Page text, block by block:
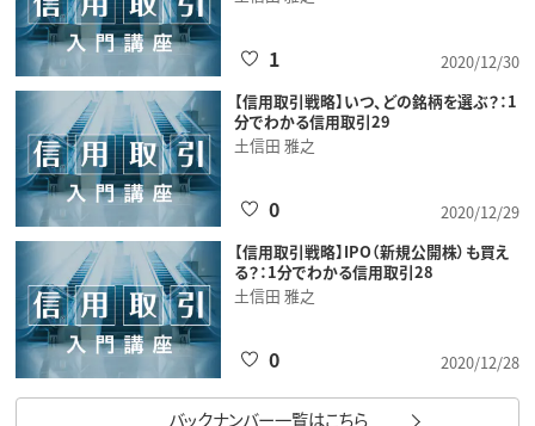
2020/12/30
1
【信用取引戦略】いつ、どの銘柄を選ぶ？：1
分でわかる信用取引29
土信田 雅之
2020/12/29
0
【信用取引戦略】IPO（新規公開株）も買え
る？：1分でわかる信用取引28
土信田 雅之
2020/12/28
0
バックナンバー一覧はこちら